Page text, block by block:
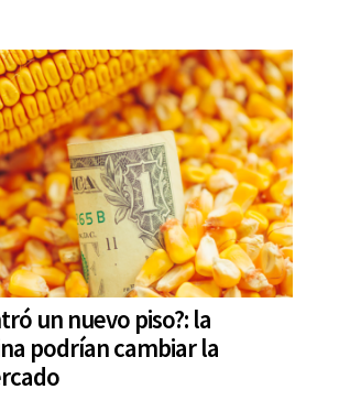
un nuevo piso?: la
podrían cambiar la